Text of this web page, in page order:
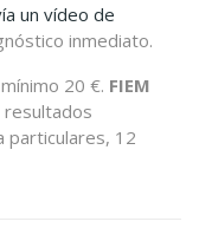
un vídeo de
inmediato.
20 €. FIEM
resultados
particulares, 12